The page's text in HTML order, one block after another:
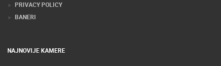
PRIVACY POLICY
BANERI
NAJNOVIJE KAMERE